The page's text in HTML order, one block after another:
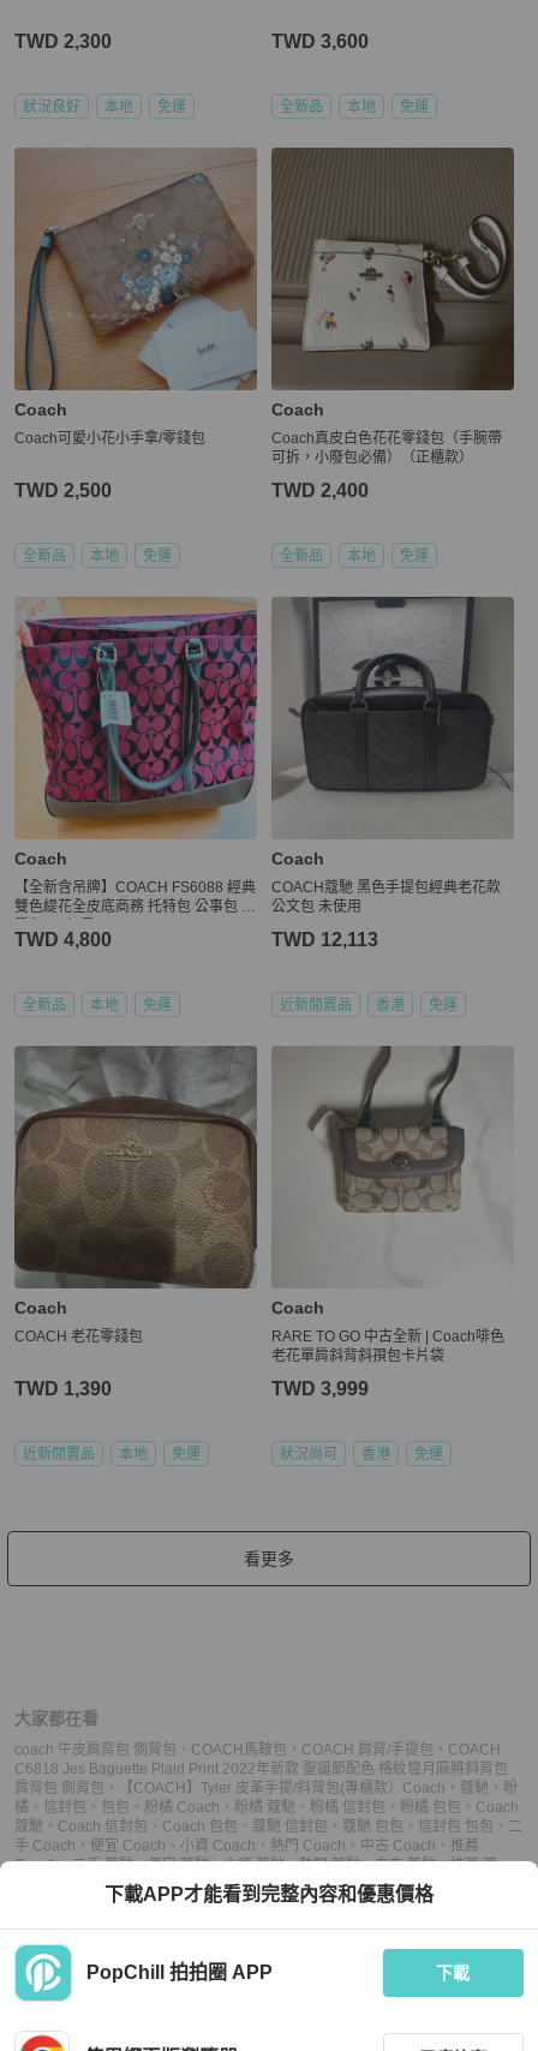
TWD 2,300
狀況良好 本地 免運
TWD 3,600
全新品 本地 免運
Coach
Coach可愛小花小手拿/零錢包
TWD 2,500
全新品 本地 免運
Coach
Coach真皮白色花花零錢包（手腕帶
可拆，小廢包必備）（正櫃款）
TWD 2,400
全新品 本地 免運
Coach
【全新含吊牌】COACH FS6088 經典
雙色緹花全皮底商務 托特包 公事包 筆
TWD 4,800
全新品 本地 免運
Coach
COACH蔻馳 黑色手提包經典老花款
公文包 未使用
TWD 12,113
近新閒置品 香港 免運
Coach
COACH 老花零錢包
TWD 1,390
近新閒置品 本地 免運
Coach
RARE TO GO 中古全新 | Coach啡色
老花單肩斜背斜孭包卡片袋
TWD 3,999
狀況尚可 香港 免運
看更多
大家都在看
coach 牛皮肩背包 側背包 、 COACH馬鞍包 、 COACH 肩背/手提包 、 COACH
C6818 Jes Baguette Plaid Print 2022年新款 聖誕節配色 格紋彎月麻將斜背包
肩背包 側背包 、 【COACH】Tyler 皮革手提/斜背包(專櫃款） Coach 、 蔻馳 、 粉
橘 、 信封包 、 包包 、 粉橘 Coach 、 粉橘 蔻馳 、 粉橘 信封包 、 粉橘 包包 、 Coach
蔻馳 、 Coach 信封包 、 Coach 包包 、 蔻馳 信封包 、 蔻馳 包包 、 信封包 包包 、 二
手 Coach 、 便宜 Coach 、 小資 Coach 、 熱門 Coach 、 中古 Coach 、 推薦
Coach、二手 蔻馳、便宜 蔻馳、小資 蔻馳、熱門 蔻馳、中古 蔻馳、推薦 蔻
二手 信封包、便宜 信封包、小資 信封包 、 熱門 信封包、中古 信封包
二手 包包、便宜 包包、小資 包包、熱門 包包、中古 包包
下載APP才能看到完整內容和優惠價格
PopChill 拍拍圈 APP 下載